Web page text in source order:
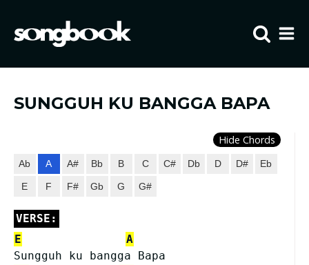
SUNGGUH KU BANGGA BAPA
Hide Chords
Ab A A# Bb B C C# Db D D# Eb
E F F# Gb G G#
VERSE:
E
A
Sungguh ku bangga Bapa
Home